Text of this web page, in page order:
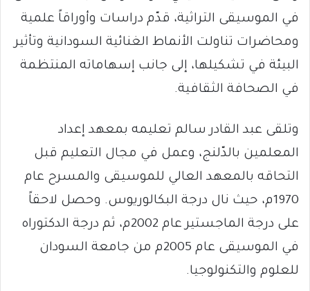
في الموسيقى التراثية، قدّم دراسات وأوراقاً علمية
ومحاضرات تناولت الأنماط الغنائية السودانية وتأثير
البيئة في تشكيلها، إلى جانب إسهاماته المنتظمة
في الصحافة الثقافية.
وتلقى عبد القادر سالم تعليمه بمعهد إعداد
المعلمين بالدّلنج، وعمل في مجال التعليم قبل
التحاقه بالمعهد العالي للموسيقى والمسرح عام
1970م، حيث نال درجة البكالوريوس. وحصل لاحقاً
على درجة الماجستير عام 2002م، ثم درجة الدكتوراه
في الموسيقى عام 2005م من جامعة السودان
للعلوم والتكنولوجيا.